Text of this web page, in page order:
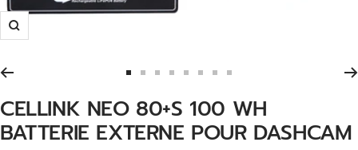
Zoom
Aller
au
slide
1
Aller
au
slide
2
Aller
au
slide
3
Aller
au
slide
4
Aller
au
slide
5
Aller
au
slide
6
Aller
au
slide
7
Aller
au
slide
8
CELLINK NEO 80+S 100 WH
BATTERIE EXTERNE POUR DASHCAM